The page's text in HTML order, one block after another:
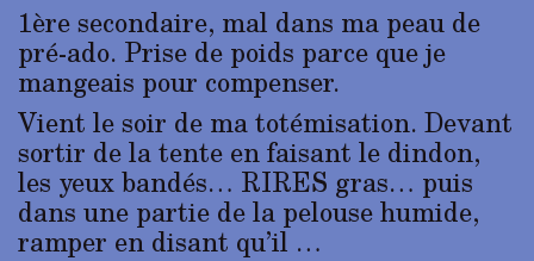
1ère secondaire, mal dans ma peau de
pré-ado. Prise de poids parce que je
mangeais pour compenser.
Vient le soir de ma totémisation. Devant
sortir de la tente en faisant le dindon,
les yeux bandés… RIRES gras… puis
dans une partie de la pelouse humide,
ramper en disant qu’il …